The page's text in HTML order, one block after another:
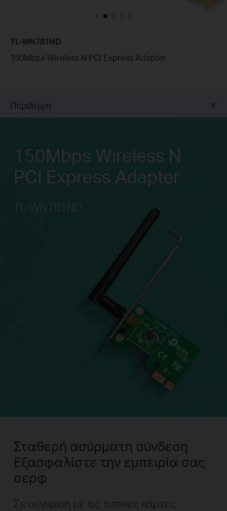
TL-WN781ND
150Mbps Wireless N PCI Express Adapter
Περίληψη
150Mbps Wireless N
PCI Express Adapter
TL-WN781ND
Σταθερή ασύρματη σύνδεση
Εξασφαλίστε την εμπειρία σας
σερφ
Σε σύγκριση με τις τυπικές κάρτες